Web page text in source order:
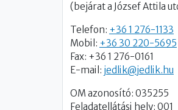
(bejárat a József Attila
Telefon: +36 1 276-1133
Mobil: +36 30 220-5695
Fax: +36 1 276-0161
E-mail: jedlik@jedlik.hu
OM azonosító: 035255
Feladatellátási hely: 001